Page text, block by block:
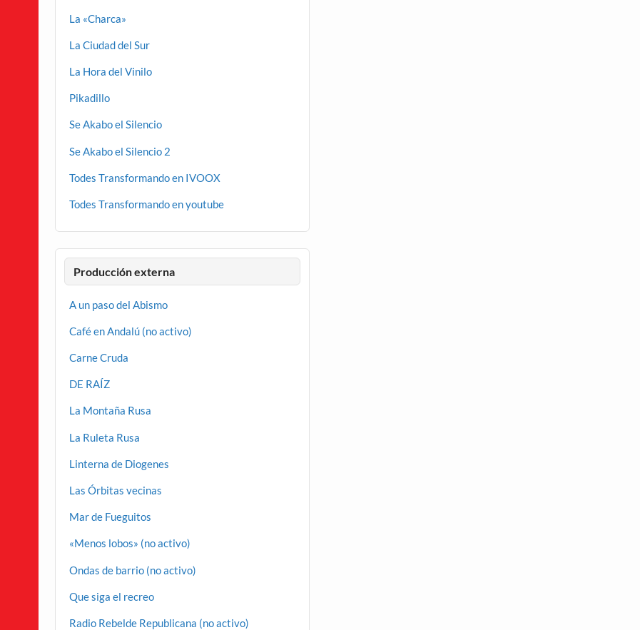
La «Charca»
La Ciudad del Sur
La Hora del Vinilo
Pikadillo
Se Akabo el Silencio
Se Akabo el Silencio 2
Todes Transformando en IVOOX
Todes Transformando en youtube
Producción externa
A un paso del Abismo
Café en Andalú (no activo)
Carne Cruda
DE RAÍZ
La Montaña Rusa
La Ruleta Rusa
Linterna de Diogenes
Las Órbitas vecinas
Mar de Fueguitos
«Menos lobos» (no activo)
Ondas de barrio (no activo)
Que siga el recreo
Radio Rebelde Republicana (no activo)